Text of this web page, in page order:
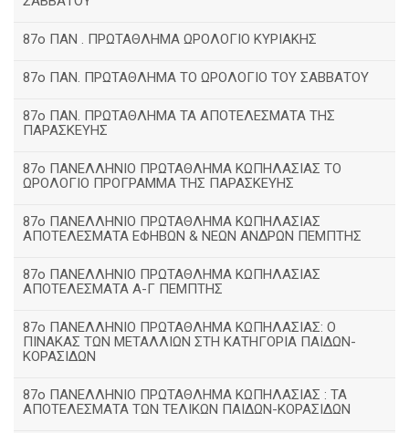
87ο ΠΑΝ . ΠΡΩΤΑΘΛΗΜΑ ΩΡΟΛΟΓΙΟ ΚΥΡΙΑΚΗΣ
87ο ΠΑΝ. ΠΡΩΤΑΘΛΗΜΑ ΤΟ ΩΡΟΛΟΓΙΟ ΤΟΥ ΣΑΒΒΑΤΟΥ
87ο ΠΑΝ. ΠΡΩΤΑΘΛΗΜΑ ΤΑ ΑΠΟΤΕΛΕΣΜΑΤΑ ΤΗΣ
ΠΑΡΑΣΚΕΥΗΣ
87ο ΠΑΝΕΛΛΗΝΙΟ ΠΡΩΤΑΘΛΗΜΑ ΚΩΠΗΛΑΣΙΑΣ ΤΟ
ΩΡΟΛΟΓΙΟ ΠΡΟΓΡΑΜΜΑ ΤΗΣ ΠΑΡΑΣΚΕΥΗΣ
87ο ΠΑΝΕΛΛΗΝΙΟ ΠΡΩΤΑΘΛΗΜΑ ΚΩΠΗΛΑΣΙΑΣ
ΑΠΟΤΕΛΕΣΜΑΤΑ ΕΦΗΒΩΝ & ΝΕΩΝ ΑΝΔΡΩΝ ΠΕΜΠΤΗΣ
87ο ΠΑΝΕΛΛΗΝΙΟ ΠΡΩΤΑΘΛΗΜΑ ΚΩΠΗΛΑΣΙΑΣ
ΑΠΟΤΕΛΕΣΜΑΤΑ Α-Γ ΠΕΜΠΤΗΣ
87ο ΠΑΝΕΛΛΗΝΙΟ ΠΡΩΤΑΘΛΗΜΑ ΚΩΠΗΛΑΣΙΑΣ: Ο
ΠΙΝΑΚΑΣ ΤΩΝ ΜΕΤΑΛΛΙΩΝ ΣΤΗ ΚΑΤΗΓΟΡΙΑ ΠΑΙΔΩΝ-
ΚΟΡΑΣΙΔΩΝ
87ο ΠΑΝΕΛΛΗΝΙΟ ΠΡΩΤΑΘΛΗΜΑ ΚΩΠΗΛΑΣΙΑΣ : ΤΑ
ΑΠΟΤΕΛΕΣΜΑΤΑ ΤΩΝ ΤΕΛΙΚΩΝ ΠΑΙΔΩΝ-ΚΟΡΑΣΙΔΩΝ